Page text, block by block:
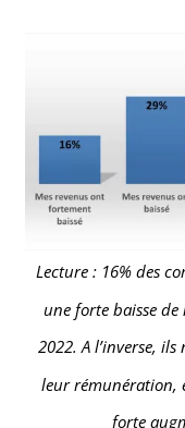
Lecture : 16% des
une forte baisse
2022. A l’inverse,
leur rémunération,
forte